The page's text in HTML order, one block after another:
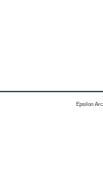
Epsilon